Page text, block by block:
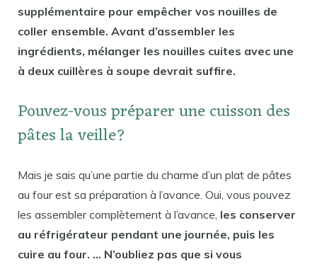
supplémentaire pour empêcher vos nouilles de
coller ensemble. Avant d’assembler les
ingrédients, mélanger les nouilles cuites avec une
à deux cuillères à soupe devrait suffire.
Pouvez-vous préparer une cuisson des
pâtes la veille?
Mais je sais qu’une partie du charme d’un plat de pâtes
au four est sa préparation à l’avance. Oui, vous pouvez
les assembler complètement à l’avance, les conserver
au réfrigérateur pendant une journée, puis les
cuire au four. … N’oubliez pas que si vous